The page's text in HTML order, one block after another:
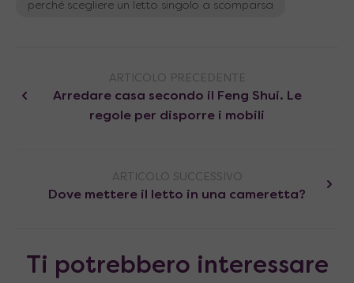
perché scegliere un letto singolo a scomparsa
ARTICOLO PRECEDENTE
Arredare casa secondo il Feng Shui. Le
regole per disporre i mobili
ARTICOLO SUCCESSIVO
Dove mettere il letto in una cameretta?
Ti potrebbero interessare